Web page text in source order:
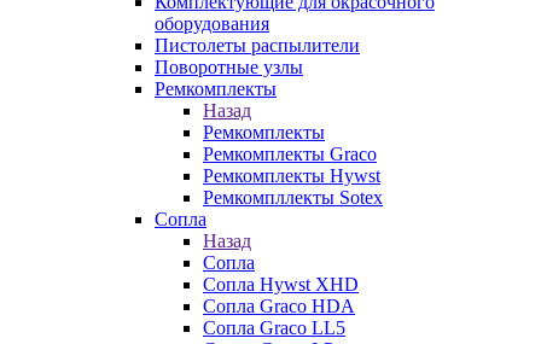
оборудования
Пистолеты распылители
Поворотные узлы
Ремкомплекты
Назад
Ремкомплекты
Ремкомплекты Graco
Ремкомплекты Hywst
Ремкомпллекты Sotex
Сопла
Назад
Сопла
Сопла Hywst XHD
Сопла Graco HDA
Сопла Graco LL5